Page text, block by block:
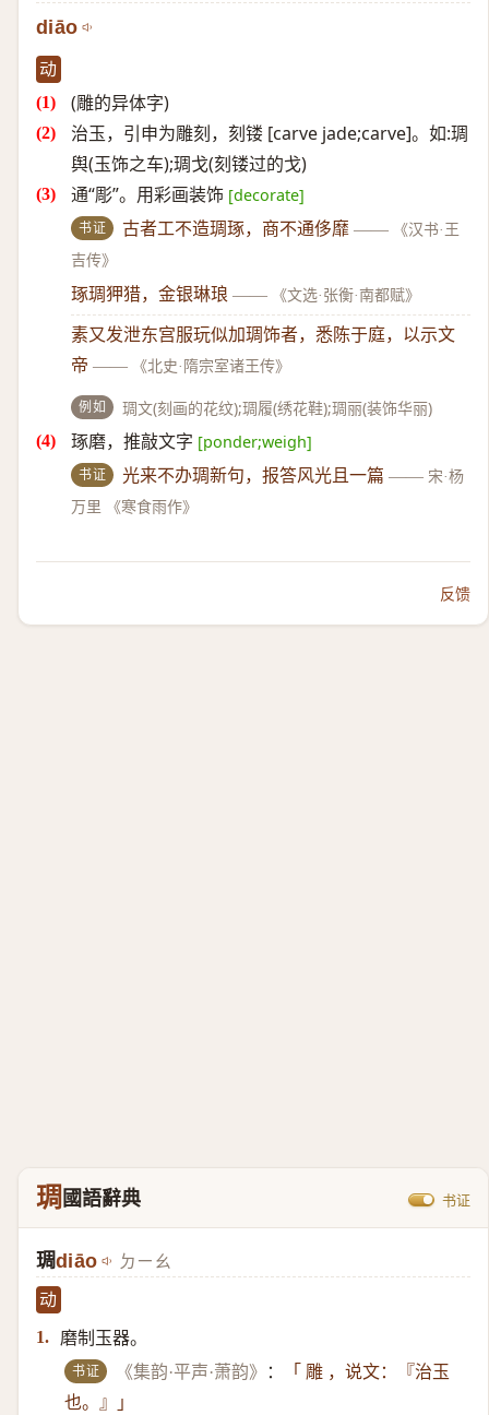
diāo
动
(雕的异体字)
治玉，引申为雕刻，刻镂 [carve jade;carve]。如:琱
舆(玉饰之车);琱戈(刻镂过的戈)
通“彫”。用彩画装饰 [decorate]
书证 古者工不造琱琢，商不通侈靡 ——
《汉书·王
吉传》
琢琱狎猎，金银琳琅 —— 《文选·张衡·南都赋》
素又发泄东宫服玩似加琱饰者，悉陈于庭，以示文
帝 —— 《北史·隋宗室诸王传》
例如 琱文(刻画的花纹);琱履(绣花鞋);琱丽(装饰华丽)
琢磨，推敲文字 [ponder;weigh]
书证 光来不办琱新句，报答风光且一篇 —— 宋·杨
万里 《寒食雨作》
反馈
琱國語辭典 书证
琱diāo ㄉㄧㄠ
动
1.
磨制玉器。
书证 《集韵·平声·萧韵》 ：
「 雕 ，说文：『治玉
也。』」